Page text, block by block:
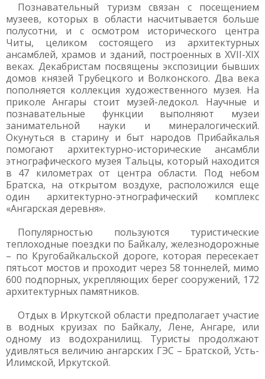
Познавательный туризм связан с посещением
музеев, которых в области насчитывается больше
полусотни, и с осмотром исторического центра
Читы, целиком состоящего из архитектурных
ансамблей, храмов и зданий, построенных в XVII-XIX
веках. Декабристам посвящены экспозиции бывших
домов князей Трубецкого и Волконского. Два века
пополняется коллекция художественного музея. На
приколе Ангары стоит музей-ледокол. Научные и
познавательные функции выполняют музеи
занимательной науки и минералогический.
Окунуться в старину и быт народов Прибайкалья
помогают архитектурно-исторические ансамбли
этнографического музея Тальцы, который находится
в 47 километрах от центра области. Под небом
Братска, на открытом воздухе, расположился еще
один архитектурно-этнографический комплекс
«Ангарская деревня».
Популярностью пользуются туристические
теплоходные поездки по Байкалу, железнодорожные
– по Кругобайкальской дороге, которая пересекает
пятьсот мостов и проходит через 58 тоннелей, мимо
600 подпорных, укрепляющих берег сооружений, 172
архитектурных памятников.
Отдых в Иркутской области предполагает участие
в водных круизах по Байкалу, Лене, Ангаре, или
одному из водохранилищ. Туристы продолжают
удивляться величию ангарских ГЭС – Братской, Усть-
Илимской, Иркутской.